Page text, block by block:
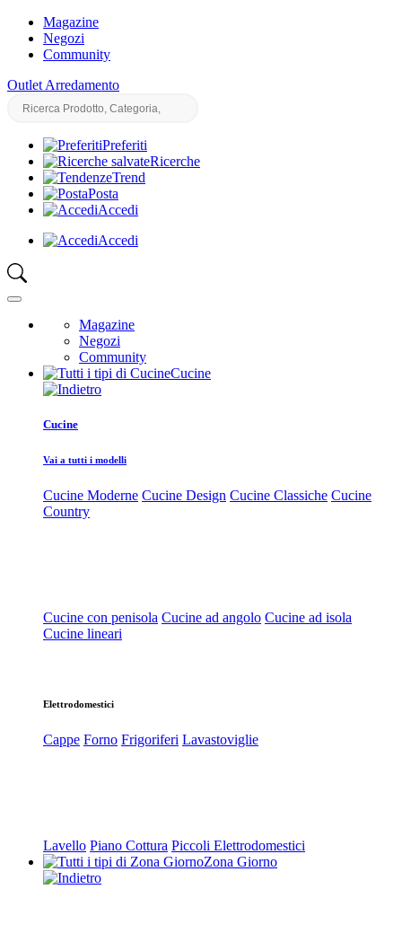
Magazine
Negozi
Community
Outlet Arredamento
Preferiti
Ricerche
Trend
Posta
Accedi
Accedi
Magazine
Negozi
Community
Cucine
Cucine
Vai a tutti i modelli
Cucine Moderne Cucine Design Cucine Classiche Cucine
Country
Cucine con penisola Cucine ad angolo Cucine ad isola
Cucine lineari
Elettrodomestici
Cappe Forno Frigoriferi Lavastoviglie
Lavello Piano Cottura Piccoli Elettrodomestici
Zona Giorno